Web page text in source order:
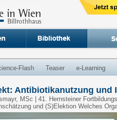
Flash Teaser e-Learning
Antibiotikanutzung und
MSc | 41. Hernsteiner
und (S)Elektion Welches